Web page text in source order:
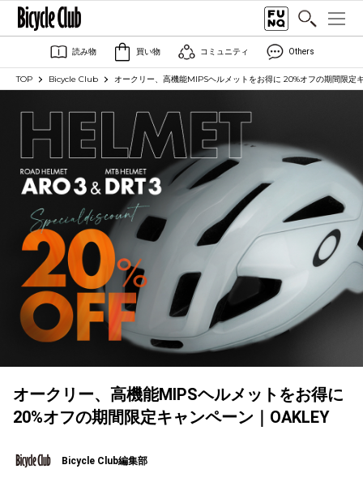
読み物 買い物 コミュニティ Others
TOP Bicycle Club オークリー、高機能MIPSヘルメットをお得に 20%オフの期間限定
オークリー、高機能MIPSヘルメットをお得に
20%オフの期間限定キャンペーン｜OAKLEY
Bicycle Club編集部